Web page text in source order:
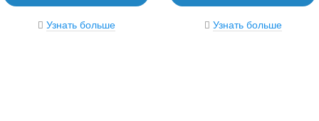
Узнать больше Узнать больше